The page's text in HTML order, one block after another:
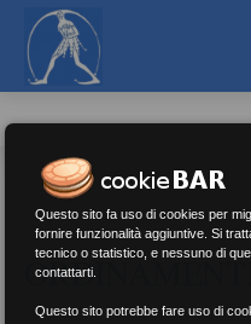
Questo sito fa uso di cookies per
fornire funzionalità aggiuntive. Si
tecnico o statistico, e nessuno di
contattarti.
Questo sito potrebbe fare uso di